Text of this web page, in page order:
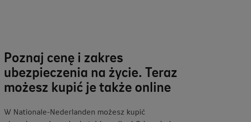
Poznaj cenę i zakres
ubezpieczenia na życie. Teraz
możesz kupić je także online
W Nationale-Nederlanden możesz kupić